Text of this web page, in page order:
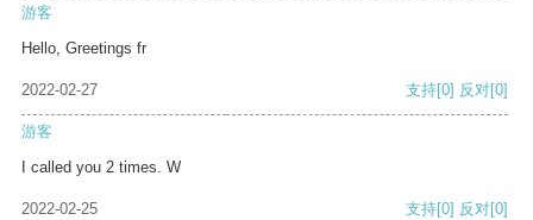
游客
Hello, Greetings fr
2022-02-27 支持[0] 反对[0]
游客
I called you 2 times. W
2022-02-25 支持[0] 反对[0]